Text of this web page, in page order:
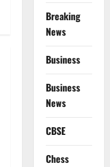
Breaking
News
Business
Business
News
CBSE
Chess